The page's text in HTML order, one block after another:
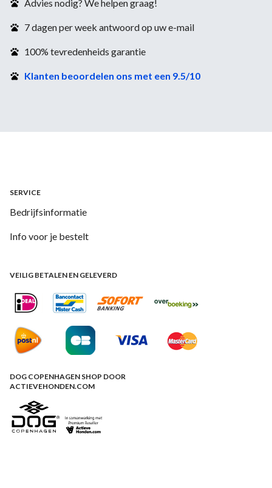
Advies nodig? We helpen graag!
7 dagen per week antwoord op uw e-mail
100% tevredenheids garantie
Klanten beoordelen ons met een 9.5/10
SERVICE
Bedrijfsinformatie
Info voor je bestelt
VEILIG BETALEN EN GELEVERD
DOG COPENHAGEN SHOP DOOR
ACTIEVEHONDEN.COM